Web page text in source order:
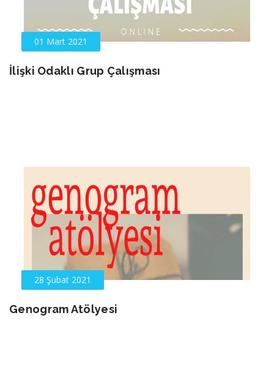
01 Mart 2021
İlişki Odaklı Grup Çalışması
28 Şubat 2021
Genogram Atölyesi